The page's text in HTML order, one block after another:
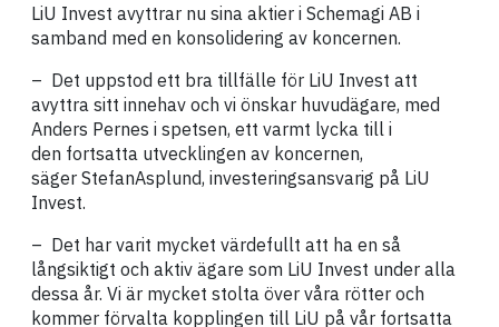
LiU Invest avyttrar nu sina aktier i Schemagi AB i
samband med en konsolidering av koncernen.
– Det uppstod ett bra tillfälle för LiU Invest att
avyttra sitt innehav och vi önskar huvudägare, med
Anders Pernes i spetsen, ett varmt lycka till i
den fortsatta utvecklingen av koncernen,
säger StefanAsplund, investeringsansvarig på LiU
Invest.
– Det har varit mycket värdefullt att ha en så
långsiktigt och aktiv ägare som LiU Invest under alla
dessa år. Vi är mycket stolta över våra rötter och
kommer förvalta kopplingen till LiU på vår fortsatta